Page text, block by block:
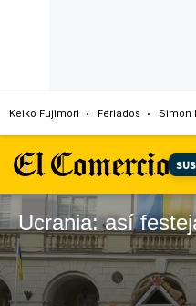
Keiko Fujimori Feriados Simon